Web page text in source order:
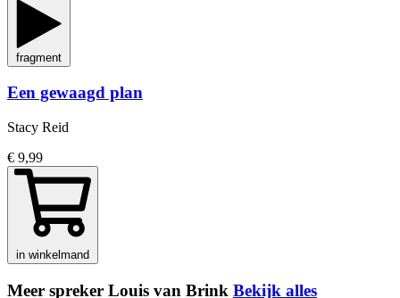
fragment
Een gewaagd plan
Stacy Reid
€ 9,99
in winkelmand
Meer spreker Louis van Brink Bekijk alles